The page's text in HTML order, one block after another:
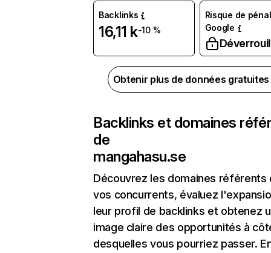
Backlinks
16,11 k-10 %
Risque de
Google
Obtenir plus de données
Backlinks et domaines
de
mangahasu.se
Découvrez les domaines référents
vos concurrents, évaluez
leur profil de backlinks et obtenez
image claire des opportunités à
desquelles vous pourriez passer.